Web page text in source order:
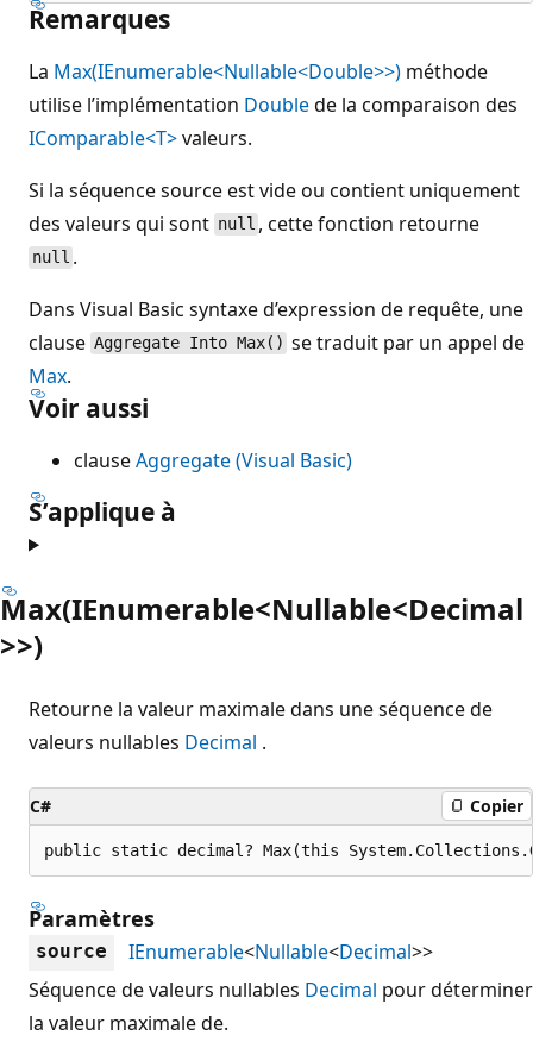
Remarques
La Max(IEnumerable<Nullable<Double>>) méthode
utilise l’implémentation Doublede la comparaison des
IComparable<T>valeurs.
Si la séquence source est vide ou contient uniquement
des valeurs qui sont null , cette fonction retourne
null .
Dans Visual Basic syntaxe d’expression de requête, une
clause Aggregate Into Max() se traduit par un appel de
Max.
Voir aussi
clauseAggregate (Visual Basic)
S’applique à
Max(IEnumerable<Nullable<Decimal
>>)
Retourne la valeur maximale dans une séquence de
valeurs nullables Decimal .
C# Copier
public static decimal? Max(this
Paramètres
source IEnumerable<Nullable<Decimal>>
Séquence de valeurs nullables Decimal pour déterminer
la valeur maximale de.